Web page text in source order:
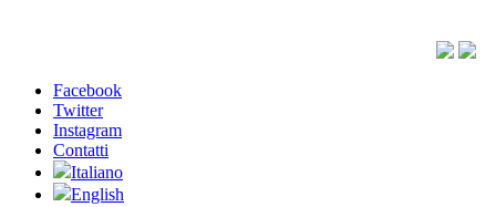
Facebook
Twitter
Instagram
Contatti
Italiano
English